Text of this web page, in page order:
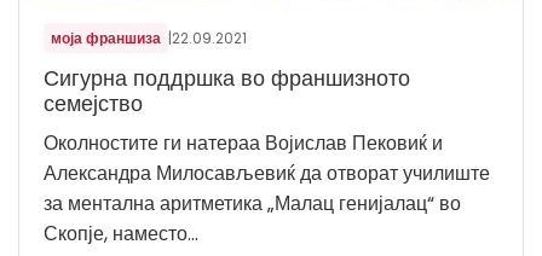
моја франшиза |22.09.2021
Сигурна поддршка во франшизното
семејство
Околностите ги натераа Војислав Пековиќ и
Александра Милосављевиќ да отворат училиште
за ментална аритметика „Малац генијалац“ во
Скопје, наместо...